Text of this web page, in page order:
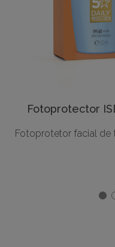
Fotoprotector
Fotoprotetor facial de